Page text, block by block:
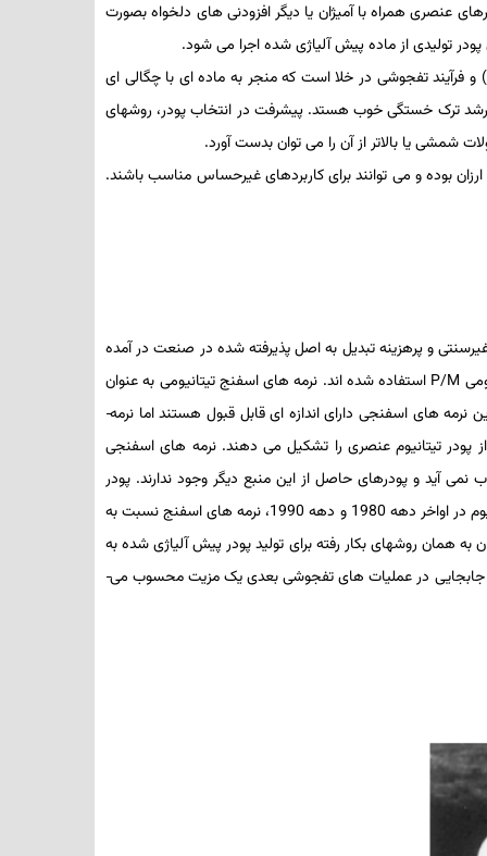
عنصری همراه با آمیژان یا دیگر افزودنی­ های دلخواه بصورت
تولیدی از ماده پیش ­آلیاژی­ شده اجرا می­ شود.
) و فرآیند تفجوشی در خلا است که منجر به ماده ­ای با چگالی­ ای
ترک خستگی خوب هستد. پیشرفت در انتخاب پودر، روش­های
شمشی یا بالاتر از آن را می ­توان بدست آورد.
بوده و می ­توانند برای کاربردهای غیرحساس مناسب باشند.
غیرسنتی و پرهزینه­ تبدیل به اصل پذیرفته شده در صنعت در آمده
P/M استفاده شده ­اند. نرمه­ های اسفنج­ تیتانیومی به عنوان
های اسفنجی دارای اندازه ­ای قابل­ قبول هستند اما نرمه­
پودر تیتانیوم عنصری را تشکیل می­ دهند. نرمه­ های اسفنجی
­آید و پودرهای حاصل از این منبع دیگر وجود ندارند. پودر
حاصل از احیای منیزیمی اسفنج که در خلا تقطیر می­ شود خالص­تر از نرمه­ های اسفنجی قبلی است. بدلیل تعطیلی کارخانه­ های درگیر در صنعت تیتانیوم در اواخر دهه 1980 و دهه 1990، نرمه­ های اسفنج نسبت به
همان روش­های بکار رفته برای تولید پودر پیش ­آلیاژی­ شده به
جابجایی در عملیات­ های تفجوشی بعدی یک مزیت محسوب می­